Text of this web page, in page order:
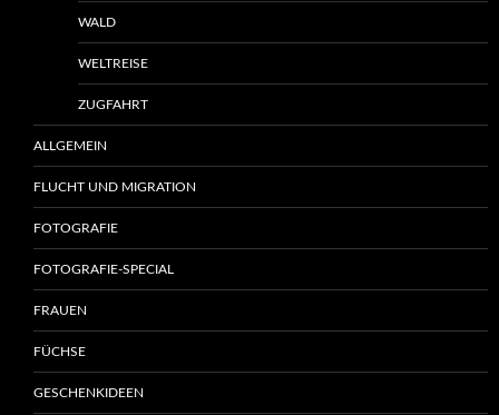
WALD
WELTREISE
ZUGFAHRT
ALLGEMEIN
FLUCHT UND MIGRATION
FOTOGRAFIE
FOTOGRAFIE-SPECIAL
FRAUEN
FÜCHSE
GESCHENKIDEEN